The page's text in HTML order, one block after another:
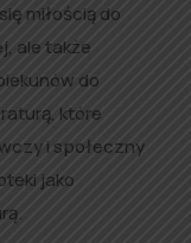
miłością do
ale także
do
które
i społeczny
jako